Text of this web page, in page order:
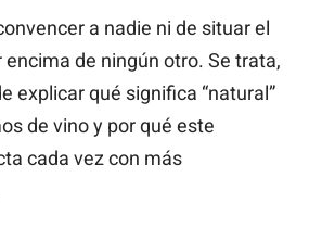
a nadie ni de situar el
de ningún otro. Se trata,
explicar qué significa “natural”
de vino y por qué este
cada vez con más